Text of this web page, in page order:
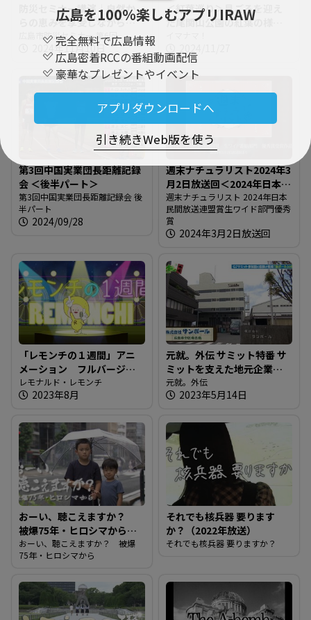
広島を100％楽しむアプリIRAW
完全無料で広島情報
広島密着RCCの番組動画配信
豪華なプレゼントやイベント
アプリダウンロードへ
引き続きWeb版を使う
防災セミナー講演｜自然か
らの恵みを享受しながら非
常時にも備えられるように
【広島市防災セミナー】
広島市防災セミナー 第6回
2024年11月10日
＜紅葉巡り＞見ごろを迎え
た尾関山公園の紅葉の様子
第3回中国実業団長距離記録
会 ＜後半パート＞
第3回中国実業団長距離記録会 後
半パート
2024/09/28
週末ナチュラリスト2024年3
月2日放送回＜2024年日本民
間放送連盟賞生ワイド部門
優秀賞＞
週末ナチュラリスト 2024年日本
民間放送連盟賞生ワイド部門優秀
賞
2024年3月2日放送回
「レモンチの１週間」アニ
メーション フルバージョ
ン
レモナルド・レモンチ
2023年8月
元就。外伝 サミット特番 サ
ミットを支えた地元企業を
紹介！！
元就。外伝
2023年5月14日
おーい、聴こえますか？
被爆75年・ヒロシマから
（2020年放送）
おーい、聴こえますか？ 被爆
75年・ヒロシマから
それでも核兵器 要ります
か？（2022年放送）
それでも核兵器 要りますか？